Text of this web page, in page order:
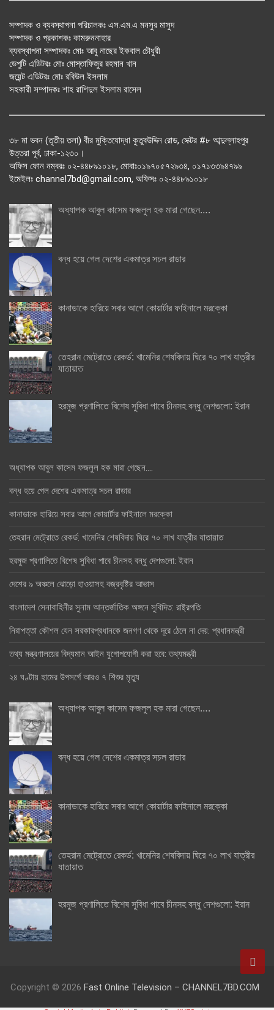
সম্পাদক ও ব্যবস্থাপনা পরিচালকঃ এস.এম.এ মনসুর মাসুদ
সম্পাদক ও প্রকাশকঃ কামরুননাহার
ব্যবস্থাপনা সম্পাদকঃ মোঃ আবু নাছের ইকবাল চৌধুরী
ডেপুটি এডিটরঃ মোঃ মোস্তাফিজুর রহমান খান
জয়েন্ট এডিটরঃ মোঃ রবিউল ইসলাম
সহকারী সম্পাদকঃ শাহ রাশিদুল ইসলাম রাসেল
৩৮ মা ভবন (তৃতীয় তলা) বীর মুক্তিযোদ্ধা কুতুবউদ্দিন রোড, সেক্টর #৮ আব্দুল্লাহপুর
উত্তরা পূর্ব, ঢাকা-১২৩০।
অফিস ফোন নম্বরঃ ০২-৪৪৮৯১০১৮, মোবাঃ০১৯৭০৫৭২৯৩৪, ০১৭১৩৩৯৪৭৯৯
ইমেইলঃ channel7bd@gmail.com, অফিসঃ ০২-৪৪৮৯১০১৮
অধ্যাপক আবুল কাসেম ফজলুল হক মারা গেছেন….
বন্ধ হয়ে গেল দেশের একমাত্র সচল রাডার
কানাডাকে হারিয়ে সবার আগে কোয়ার্টার ফাইনালে মরক্কো
তেহরান মেট্রোতে রেকর্ড: খামেনির শেষবিদায় ঘিরে ৭০ লাখ যাত্রীর
যাতায়াত
হরমুজ প্রণালিতে বিশেষ সুবিধা পাবে চীনসহ বন্ধু দেশগুলো: ইরান
অধ্যাপক আবুল কাসেম ফজলুল হক মারা গেছেন….
বন্ধ হয়ে গেল দেশের একমাত্র সচল রাডার
কানাডাকে হারিয়ে সবার আগে কোয়ার্টার ফাইনালে মরক্কো
তেহরান মেট্রোতে রেকর্ড: খামেনির শেষবিদায় ঘিরে ৭০ লাখ যাত্রীর যাতায়াত
হরমুজ প্রণালিতে বিশেষ সুবিধা পাবে চীনসহ বন্ধু দেশগুলো: ইরান
দেশের ৯ অঞ্চলে ঝোড়ো হাওয়াসহ বজ্রবৃষ্টির আভাস
বাংলাদেশ সেনাবাহিনীর সুনাম আন্তর্জাতিক অঙ্গনে সুবিদিত: রাষ্ট্রপতি
নিরাপত্তা কৌশল যেন সরকারপ্রধানকে জনগণ থেকে দূরে ঠেলে না দেয়: প্রধানমন্ত্রী
তথ্য মন্ত্রণালয়ের বিদ্যমান আইন যুগোপযোগী করা হবে: তথ্যমন্ত্রী
২৪ ঘণ্টায় হামের উপসর্গে আরও ৭ শিশুর মৃত্যু
অধ্যাপক আবুল কাসেম ফজলুল হক মারা গেছেন….
বন্ধ হয়ে গেল দেশের একমাত্র সচল রাডার
কানাডাকে হারিয়ে সবার আগে কোয়ার্টার ফাইনালে মরক্কো
তেহরান মেট্রোতে রেকর্ড: খামেনির শেষবিদায় ঘিরে ৭০ লাখ যাত্রীর
যাতায়াত
হরমুজ প্রণালিতে বিশেষ সুবিধা পাবে চীনসহ বন্ধু দেশগুলো: ইরান
Copyright © 2026 Fast Online Television – CHANNEL7BD.COM